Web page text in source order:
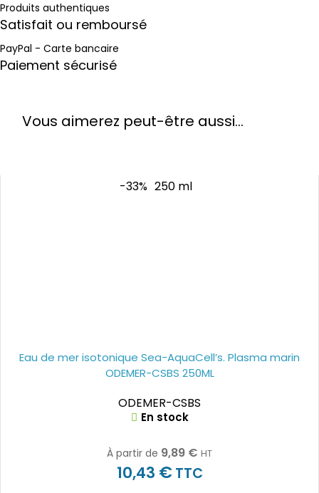
Produits authentiques
Satisfait ou remboursé
PayPal - Carte bancaire
Paiement sécurisé
Vous aimerez peut-être aussi…
-33% 250 ml
Eau de mer isotonique Sea-AquaCell’s. Plasma marin
ODEMER-CSBS 250ML
ODEMER-CSBS
En stock
À partir de 9,89 € HT
10,43 € TTC